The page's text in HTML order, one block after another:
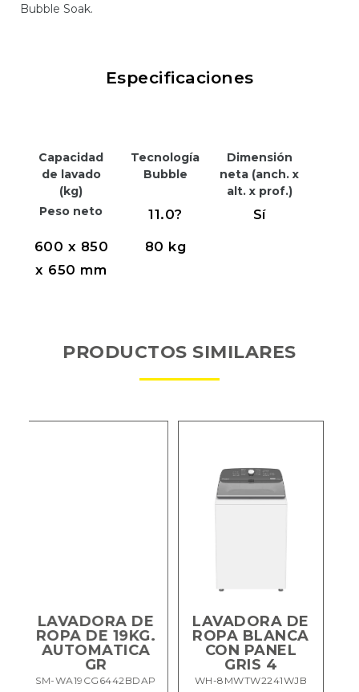
Bubble Soak.
Especificaciones
Capacidad
de lavado
(kg)
Tecnología
Bubble
Dimensión
neta (anch. x
alt. x prof.)
Peso neto
11.0?
Sí
600 x 850
x 650 mm
80 kg
PRODUCTOS SIMILARES
LAVADORA DE
ROPA BLANCA
CON PANEL
GRIS 4
WH-8MWTW2241WJB
LAVADORA DE
ROPABLANCA
18KG - 40LBS.-
XP
WH-8MWTW1844MJM